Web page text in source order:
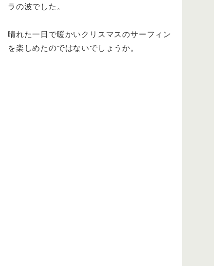
ラの波でした。
晴れた一日で暖かいクリスマスのサーフィン
を楽しめたのではないでしょうか。